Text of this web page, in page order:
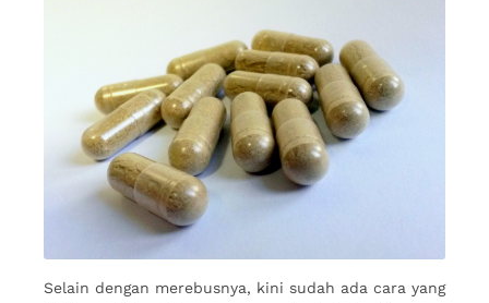
Selain dengan merebusnya, kini sudah ada cara yang